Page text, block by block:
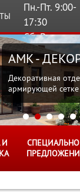
Пн.-Пт. 9:00-
17:30
Сб.,Вс.
Выходные
AMK -
Декоративная
армирующей сетке
И